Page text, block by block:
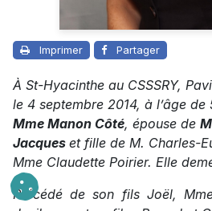
Imprimer Partager
À St-Hyacinthe au CSSSRY,
le 4 septembre 2014, à l’âge de
Mme Manon Côté, épouse de
Jacques et fille de M. Charles-
Mme Claudette Poirier. Elle
Précédé de son fils Joël,